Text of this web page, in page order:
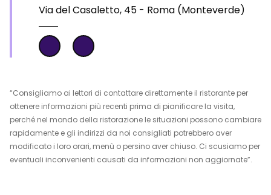
Via del Casaletto, 45 - Roma (Monteverde)
“Consigliamo ai lettori di contattare direttamente il ristorante per
ottenere informazioni più recenti prima di pianificare la visita,
perché nel mondo della ristorazione le situazioni possono cambiare
rapidamente e gli indirizzi da noi consigliati potrebbero aver
modificato i loro orari, menù o persino aver chiuso. Ci scusiamo per
eventuali inconvenienti causati da informazioni non aggiornate”.